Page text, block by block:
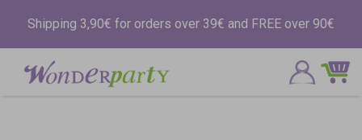
Shipping 3,90€ for orders over 39€ and FREE over 90€